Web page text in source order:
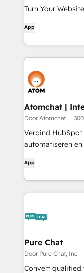
Turn Your
App
Atomchat |
Door Atomchat
Verbind
automatiseren
App
Pure Chat
Door Pure Chat, Inc
Convert qualified